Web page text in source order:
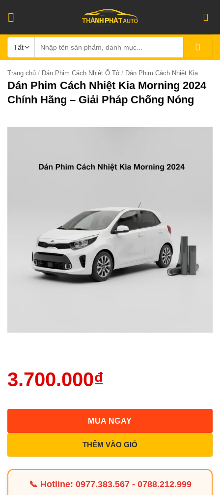
kiếm:
Trang chủ / Dán Phim Cách Nhiệt Ô Tô / Dán Phim Cách Nhiệt Kia
Dán Phim Cách Nhiệt Kia Morning 2024
Chính Hãng – Giải Pháp Chống Nóng
3.700.000₫
THÊM VÀO GIỎ
MUA NGAY
📞 Hotline: 0977.383.567- 0788.212.999